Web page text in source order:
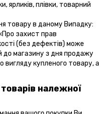
ярликів, плівки, товарний
товару в даному Випадку:
захист прав
(без дефектів) може
до магазину з дня продажу
вигляду купленого товару, а
належної